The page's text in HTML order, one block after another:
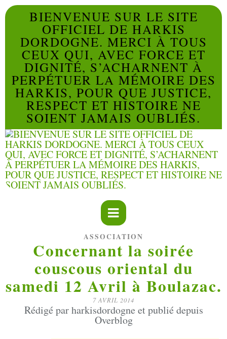
BIENVENUE SUR LE SITE
OFFICIEL DE HARKIS
DORDOGNE. MERCI À TOUS
CEUX QUI, AVEC FORCE ET
DIGNITÉ, S’ACHARNENT À
PERPÉTUER LA MÉMOIRE DES
HARKIS, POUR QUE JUSTICE,
RESPECT ET HISTOIRE NE
SOIENT JAMAIS OUBLIÉS.
ASSOCIATION
Concernant la soirée
couscous oriental du
samedi 12 Avril à Boulazac.
7 AVRIL 2014
Rédigé par harkisdordogne et publié depuis
Overblog